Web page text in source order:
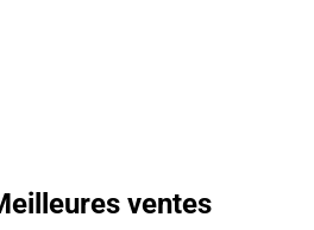
ventes